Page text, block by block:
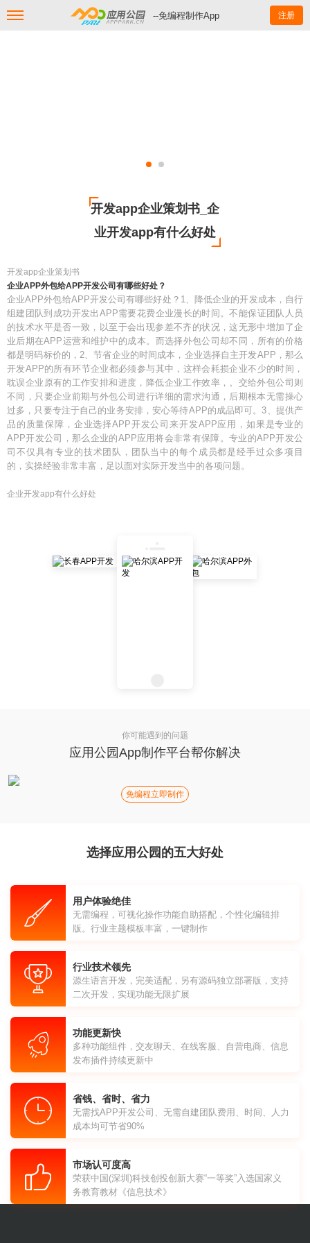
--免编程制作App 注册
开发app企业策划书_企
业开发app有什么好处
开发app企业策划书
企业APP外包给APP开发公司有哪些好处？
企业APP外包给APP开发公司有哪些好处？1、降低企业的开发成本，自行
组建团队到成功开发出APP需要花费企业漫长的时间。不能保证团队人员
的技术水平是否一致，以至于会出现参差不齐的状况，这无形中增加了企
业后期在APP运营和维护中的成本。而选择外包公司却不同，所有的价格
都是明码标价的，2、节省企业的时间成本，企业选择自主开发APP，那么
开发APP的所有环节企业都必须参与其中，这样会耗损企业不少的时间，
耽误企业原有的工作安排和进度，降低企业工作效率，。交给外包公司则
不同，只要企业前期与外包公司进行详细的需求沟通，后期根本无需操心
过多，只要专注于自己的业务安排，安心等待APP的成品即可。3、提供产
品的质量保障，企业选择APP开发公司来开发APP应用，如果是专业的
APP开发公司，那么企业的APP应用将会非常有保障。专业的APP开发公
司不仅具有专业的技术团队，团队当中的每个成员都是经手过众多项目
的，实操经验非常丰富，足以面对实际开发当中的各项问题。
企业开发app有什么好处
你可能遇到的问题
应用公园App制作平台帮你解决
免编程立即制作
选择应用公园的五大好处
用户体验绝佳
无需编程，可视化操作功能自助搭配，个性化编辑排
版。行业主题模板丰富，一键制作
行业技术领先
源生语言开发，完美适配，另有源码独立部署版，支持
二次开发，实现功能无限扩展
功能更新快
多种功能组件，交友聊天、在线客服、自营电商、信息
发布插件持续更新中
省钱、省时、省力
无需找APP开发公司、无需自建团队费用、时间、人力
成本均可节省90%
市场认可度高
荣获中国(深圳)科技创投创新大赛“一等奖”入选国家义
务教育教材《信息技术》